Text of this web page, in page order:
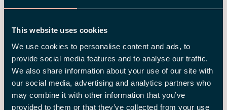
This website uses cookies
We use cookies to personalise content and ads, to
provide social media features and to analyse our traffic.
We also share information about your use of our site with
our social media, advertising and analytics partners who
may combine it with other information that you’ve
provided to them or that they’ve collected from your use
2 JUN 2026